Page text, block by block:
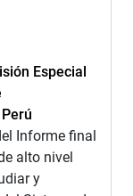
Especial
Informe final
alto nivel
y